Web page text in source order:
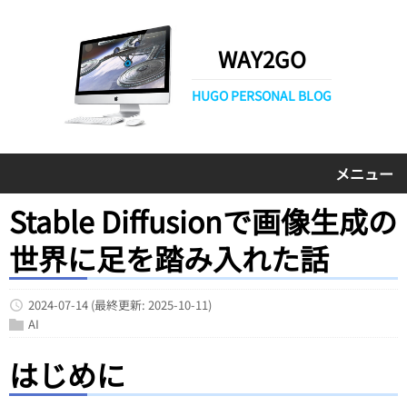
WAY2GO
HUGO PERSONAL BLOG
メニュー
Stable Diffusionで画像生成の
世界に足を踏み入れた話
2024-07-14 (最終更新: 2025-10-11)
AI
はじめに